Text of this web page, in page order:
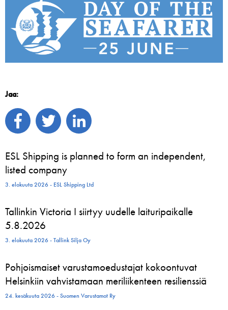
Jaa:
ESL Shipping is planned to form an independent,
listed company
3. elokuuta 2026 - ESL Shipping Ltd
Tallinkin Victoria I siirtyy uudelle laituripaikalle
5.8.2026
3. elokuuta 2026 - Tallink Silja Oy
Pohjoismaiset varustamoedustajat kokoontuvat
Helsinkiin vahvistamaan meriliikenteen resilienssiä
24. kesäkuuta 2026 - Suomen Varustamot Ry